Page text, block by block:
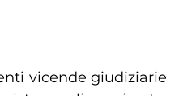
vicende giudiziarie